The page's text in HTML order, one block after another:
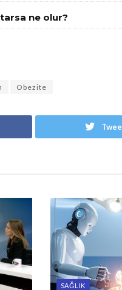
ne olur?
Obezite
SAĞLIK